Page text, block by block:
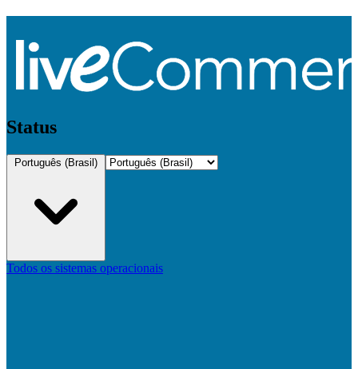
Status
Português (Brasil)
Todos os sistemas operacionais